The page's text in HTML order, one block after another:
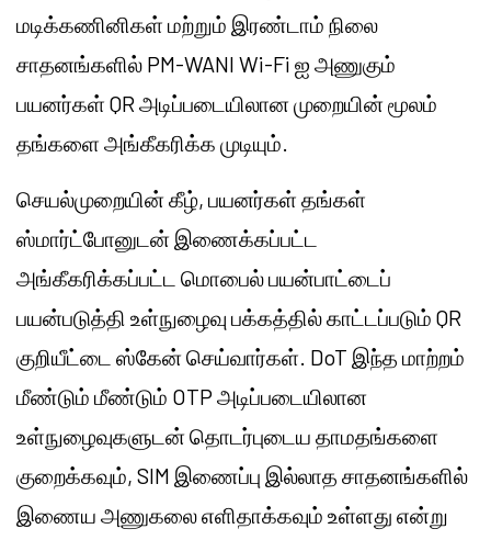
மடிக்கணினிகள் மற்றும் இரண்டாம் நிலை
சாதனங்களில் PM-WANI Wi-Fi ஐ அணுகும்
பயனர்கள் QR அடிப்படையிலான முறையின் மூலம்
தங்களை அங்கீகரிக்க முடியும்.
செயல்முறையின் கீழ், பயனர்கள் தங்கள்
ஸ்மார்ட்போனுடன் இணைக்கப்பட்ட
அங்கீகரிக்கப்பட்ட மொபைல் பயன்பாட்டைப்
பயன்படுத்தி உள்நுழைவு பக்கத்தில் காட்டப்படும் QR
குறியீட்டை ஸ்கேன் செய்வார்கள். DoT இந்த மாற்றம்
மீண்டும் மீண்டும் OTP அடிப்படையிலான
உள்நுழைவுகளுடன் தொடர்புடைய தாமதங்களை
குறைக்கவும், SIM இணைப்பு இல்லாத சாதனங்களில்
இணைய அணுகலை எளிதாக்கவும் உள்ளது என்று